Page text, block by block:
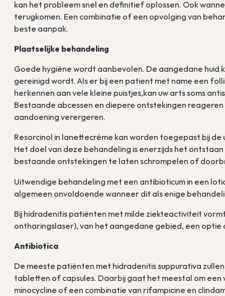
kan het probleem snel en definitief oplossen. Ook
terugkomen. Een combinatie of een opvolging van
beste aanpak.
Plaatselijke behandeling
Goede hygiëne wordt aanbevolen. De aangedane huid
gereinigd wordt. Als er bij een patient met name een
herkennen aan vele kleine puistjes,kan uw arts soms
Bestaande abcessen en diepere ontstekingen
aandoening verergeren.
Resorcinol in lanettecrème kan worden toegepast bij
Het doel van deze behandeling is enerzijds het
bestaande ontstekingen te laten schrompelen of
Uitwendige behandeling met een antibioticum in een
algemeen onvoldoende wanneer dit als enige
Bij hidradenitis patiënten met milde ziekteactiviteit
ontharingslaser), van het aangedane gebied, een
Antibiotica
De meeste patiënten met hidradenitis suppurativa
tabletten of capsules. Daarbij gaat het meestal om
minocycline of een combinatie van rifampicine en